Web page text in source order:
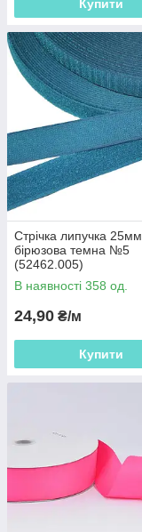
Купити
Стрічка липучка 25мм
бірюзова темна №5
(52462.005)
В наявності 358 од.
24,90 ₴/м
Купити